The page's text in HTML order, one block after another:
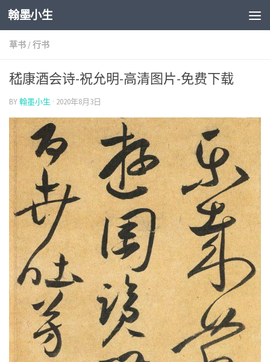
Skip to content
翰墨小生
草书 /行书
嵇康酒会诗-祝允明-高清图片-免费下载
BY翰墨小生 · 2020年8月3日